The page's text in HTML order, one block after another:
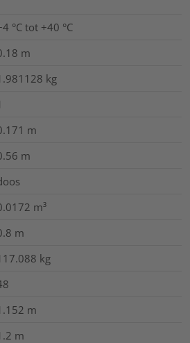
°C tot +40 °C
m
kg
m
m
m³
m
kg
m
m